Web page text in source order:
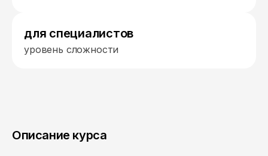
для специалистов
уровень сложности
Описание курса